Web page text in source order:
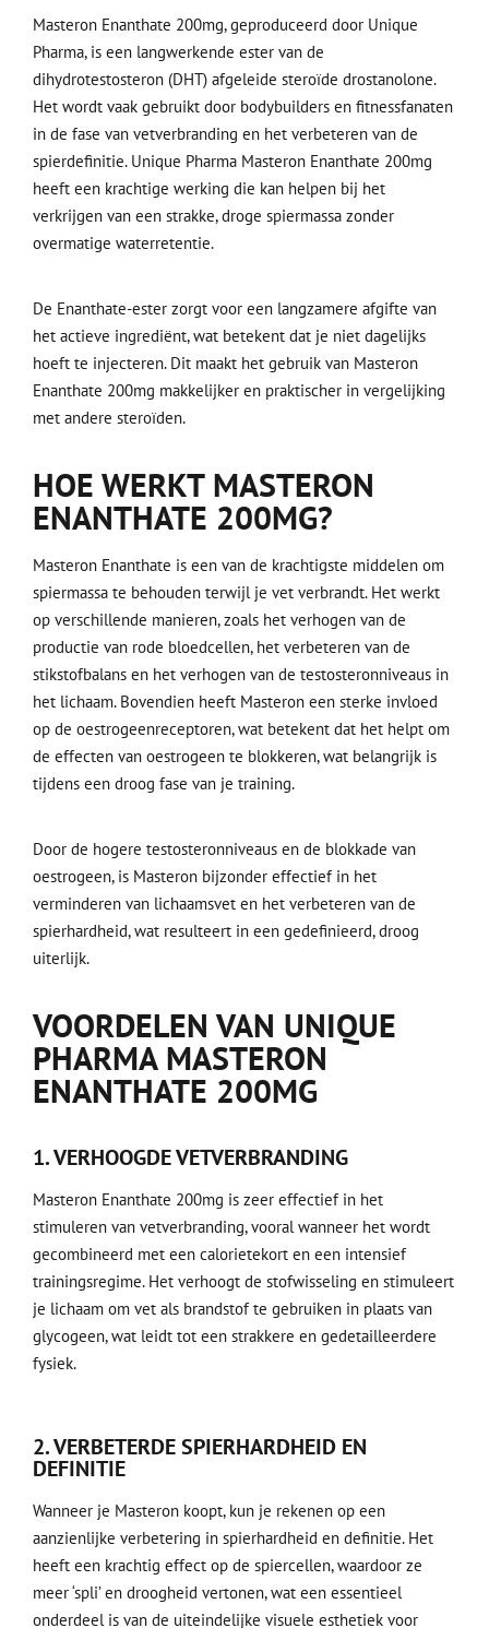
Masteron Enanthate 200mg, geproduceerd door Unique
Pharma, is een langwerkende ester van de
dihydrotestosteron (DHT) afgeleide steroïde drostanolone.
Het wordt vaak gebruikt door bodybuilders en fitnessfanaten
in de fase van vetverbranding en het verbeteren van de
spierdefinitie. Unique Pharma Masteron Enanthate 200mg
heeft een krachtige werking die kan helpen bij het
verkrijgen van een strakke, droge spiermassa zonder
overmatige waterretentie.
De Enanthate-ester zorgt voor een langzamere afgifte van
het actieve ingrediënt, wat betekent dat je niet dagelijks
hoeft te injecteren. Dit maakt het gebruik van Masteron
Enanthate 200mg makkelijker en praktischer in vergelijking
met andere steroïden.
HOE WERKT MASTERON
ENANTHATE 200MG?
Masteron Enanthate is een van de krachtigste middelen om
spiermassa te behouden terwijl je vet verbrandt. Het werkt
op verschillende manieren, zoals het verhogen van de
productie van rode bloedcellen, het verbeteren van de
stikstofbalans en het verhogen van de testosteronniveaus in
het lichaam. Bovendien heeft Masteron een sterke invloed
op de oestrogeenreceptoren, wat betekent dat het helpt om
de effecten van oestrogeen te blokkeren, wat belangrijk is
tijdens een droog fase van je training.
Door de hogere testosteronniveaus en de blokkade van
oestrogeen, is Masteron bijzonder effectief in het
verminderen van lichaamsvet en het verbeteren van de
spierhardheid, wat resulteert in een gedefinieerd, droog
uiterlijk.
VOORDELEN VAN UNIQUE
PHARMA MASTERON
ENANTHATE 200MG
1. VERHOOGDE VETVERBRANDING
Masteron Enanthate 200mg is zeer effectief in het
stimuleren van vetverbranding, vooral wanneer het wordt
gecombineerd met een calorietekort en een intensief
trainingsregime. Het verhoogt de stofwisseling en stimuleert
je lichaam om vet als brandstof te gebruiken in plaats van
glycogeen, wat leidt tot een strakkere en gedetailleerdere
fysiek.
2. VERBETERDE SPIERHARDHEID EN
DEFINITIE
Wanneer je Masteron koopt, kun je rekenen op een
aanzienlijke verbetering in spierhardheid en definitie. Het
heeft een krachtig effect op de spiercellen, waardoor ze
meer ‘spli’ en droogheid vertonen, wat een essentieel
onderdeel is van de uiteindelijke visuele esthetiek voor